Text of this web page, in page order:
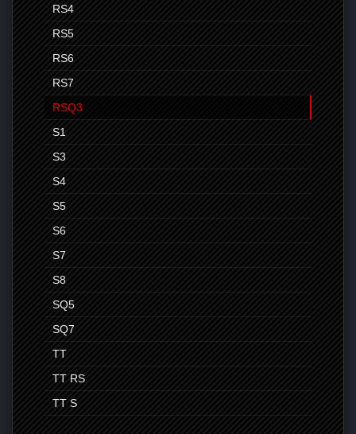
RS4
RS5
RS6
RS7
RSQ3
S1
S3
S4
S5
S6
S7
S8
SQ5
SQ7
TT
TT RS
TT S